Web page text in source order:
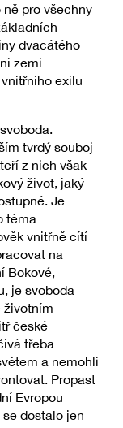
pro všechny
dvacátého
zemi
exilu
tvrdý souboj
z nich však
život, jaký
Je
téma
vnitřně cítí
na
Bokové,
je svoboda
životním
české
třeba
a nemohli
Propast
Evropou
dostalo jen